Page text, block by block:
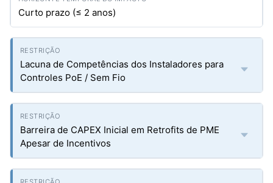
Curto prazo (≤ 2 anos)
Lacuna de Competências dos Instaladores para
Controles PoE / Sem Fio
Barreira de CAPEX Inicial em Retrofits de PME
Apesar de Incentivos